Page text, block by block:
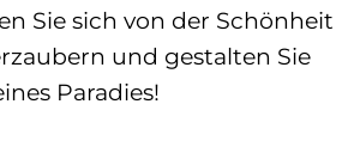
Sie sich von der Schönheit
und gestalten Sie
Paradies!